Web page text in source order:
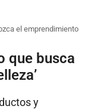
el emprendimiento
que busca
y